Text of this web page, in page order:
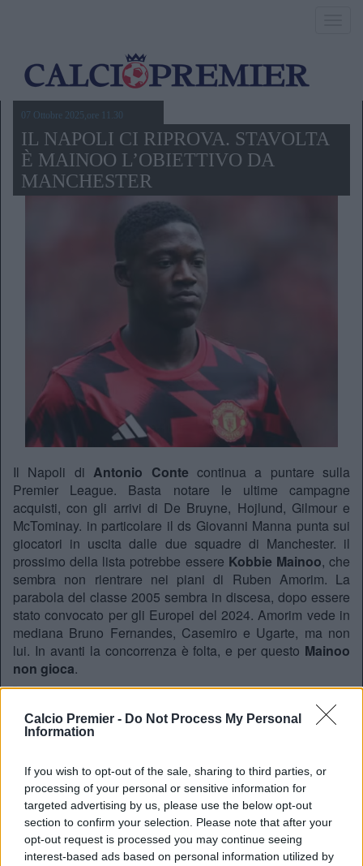
Calcio Premier - Do Not Process My Personal
Information
If you wish to opt-out of the sale, sharing to third parties, or
processing of your personal or sensitive information for
targeted advertising by us, please use the below opt-out
section to confirm your selection. Please note that after your
opt-out request is processed you may continue seeing
interest-based ads based on personal information utilized by
07 Ottobre 2025,ore 11.30
IL NAPOLI CI RIPROVA. STAVOLTA
È MAINOO L’OBIETTIVO DA
MANCHESTER
Il Napoli diAntonio Conte continua a puntare sulla
Premier League. Basta notare le ultime campagne
acquisti, con gli arrivi di De Bruyne, Hojlund, Gilmour e
McTominay. in particolare il ds Giovanni Manna punta sui
giocatori in uscita dalle due squadre di Manchester. il
prossimo della lista potrebbe essere Kobbie Mainoo, che
sembra non rientrare nei piani di Ruben Amorim. La
parabola del classe 2005 sembra in discesa, dopo essere
stato convocato per gli Europei del 2024. Amorim vede in
mediana Bruno Fernandes, Casemiro e Ugarte, ma non
lui. In avanti la concorrenza è folta, e per questo Mainoo
non gioca.
100% accurate passes
100% duels won
A reminder that he’s only 19 years old 😅🏴󠁧󠁢󠁥󠁮󠁧󠁿
pic.twitter.com/lsc7IZf7dx
— ESPN UK (@ESPNUK)July 6, 2024